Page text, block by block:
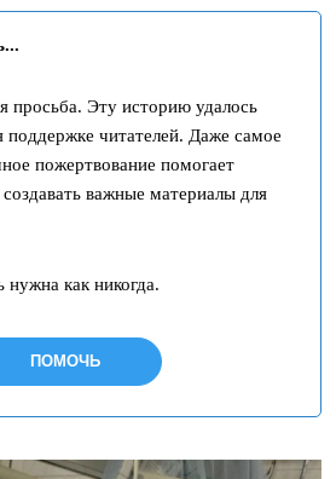
просьба. Эту историю удалось
поддержке читателей. Даже самое
пожертвование помогает
важные материалы для
как никогда.
ПОМОЧЬ